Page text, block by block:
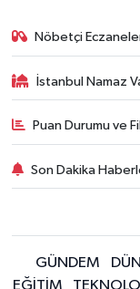
Nöbetçi
İstanbul Namaz
Puan Durumu ve
Son Dakika
GÜNDEM
EĞİTİM
TEKNOLOJİ